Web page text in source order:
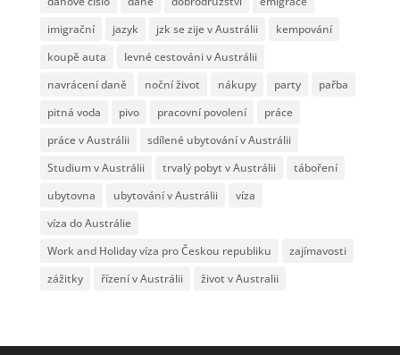
imigrační
jazyk jzk se zije v Austrálii
kempování
koupě auta
levné cestováni v Austrálii
navrácení daně
noční život nákupy party
pařba
pitná voda
pivo pracovní povolení
práce
práce v Austrálii
sdílené ubytování v Austrálii
Studium v Austrálii
trvalý pobyt v Austrálii
táboření
ubytovna
ubytování v Austrálii
víza
víza do Austrálie
Work and Holiday víza pro Českou republiku
zajímavosti
zážitky
řízení v Austrálii život v Australii